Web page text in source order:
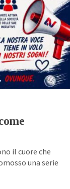
il cuore che
una serie